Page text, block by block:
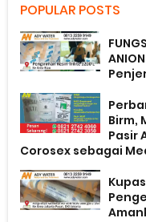
POPULAR POSTS
Birm,
Pasir
Corosex sebagai